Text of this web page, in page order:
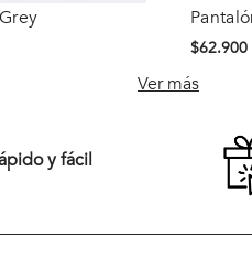
Blue
$62.900
Talla
Ver más
y fácil